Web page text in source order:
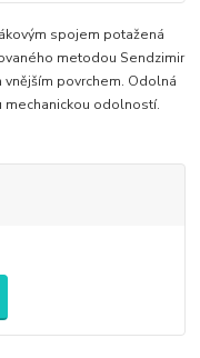
spojem potažená
metodou Sendzimir
vnějším povrchem. Odolná
mechanickou odolností.